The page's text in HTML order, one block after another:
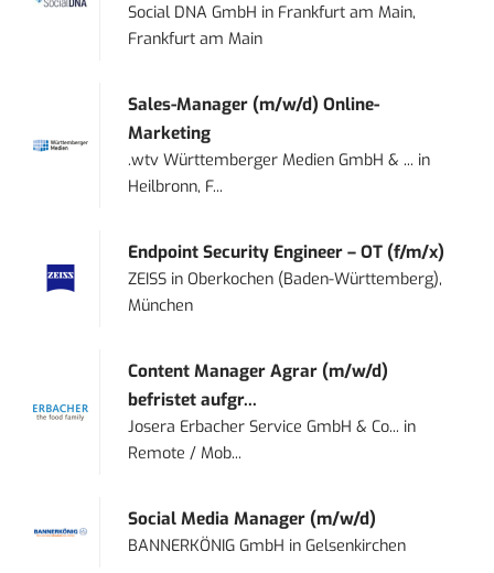
Social DNA GmbH in Frankfurt am Main,
Frankfurt am Main
Sales-Manager (m/w/d) Online-
Marketing
.wtv Württemberger Medien GmbH & ... in
Heilbronn, F...
Endpoint Security Engineer – OT (f/m/x)
ZEISS inOberkochen (Baden-Württemberg),
München
Content Manager Agrar (m/w/d)
befristet aufgr...
Josera Erbacher Service GmbH & Co... in
Remote / Mob...
Social Media Manager (m/w/d)
BANNERKÖNIG GmbH inGelsenkirchen